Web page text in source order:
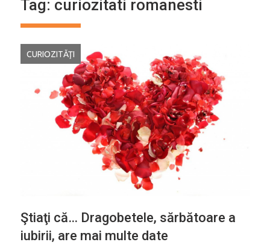
Tag: curiozitati romanesti
CURIOZITĂŢI
Ştiaţi că… Dragobetele, sărbătoare a
iubirii, are mai multe date